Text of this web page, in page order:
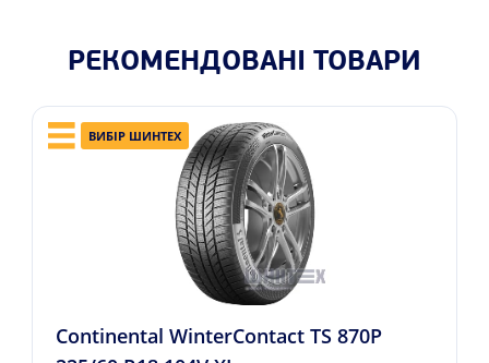
РЕКОМЕНДОВАНІ ТОВАРИ
ВИБІР ШИНТЕХ
Continental WinterContact TS 870P